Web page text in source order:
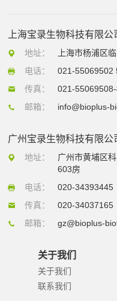
上海宝录生物科技有限公
地址：
上海市杨浦区
电话：
021-55069502
传真：
021-
邮箱：
info@bioplus-
广州宝录生物科技有限公
地址：
广州市黄埔区
603房
电话：
020-34393445
传真：
020-34037165
邮箱：
gz@bioplus-
关于我们
关于我们
联系我们